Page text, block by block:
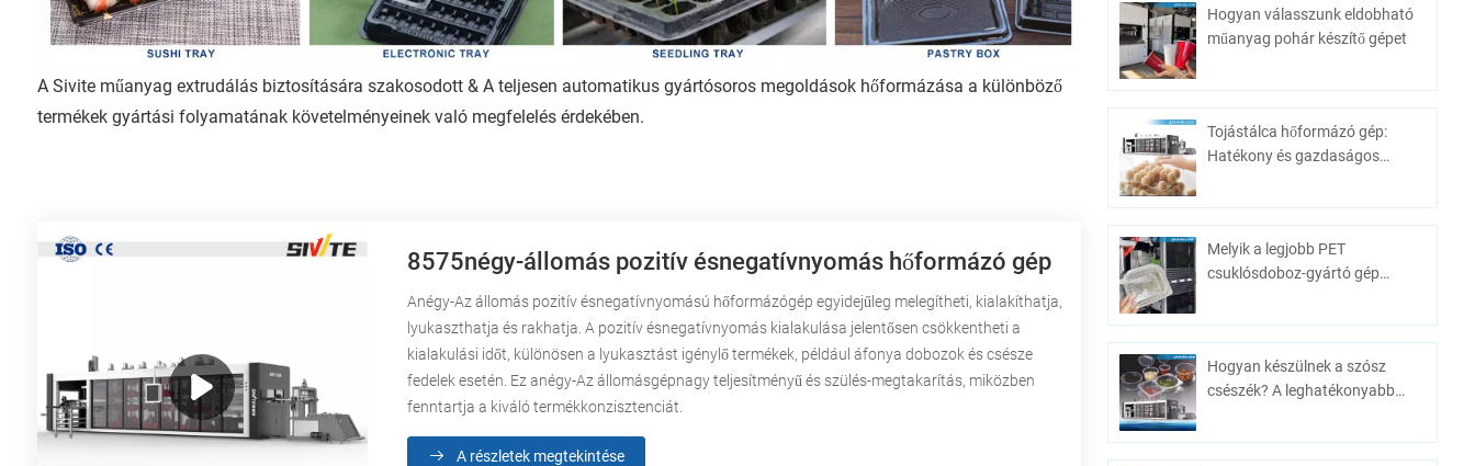
A Sivite műanyag extrudálás biztosítására szakosodott & A teljesen automatikus gyártósoros megoldások hőformázása a különböző
termékek gyártási folyamatának követelményeinek való megfelelés érdekében.
8575négy-állomás pozitív ésnegatívnyomás hőformázó gép
Anégy-Az állomás pozitív ésnegatívnyomású hőformázógép egyidejűleg melegítheti, kialakíthatja,
lyukaszthatja és rakhatja. A pozitív ésnegatívnyomás kialakulása jelentősen csökkentheti a
kialakulási időt, különösen a lyukasztást igénylő termékek, például áfonya dobozok és csésze
fedelek esetén. Ez anégy-Az állomásgépnagy teljesítményű és szülés-megtakarítás, miközben
fenntartja a kiváló termékkonzisztenciát.
A részletek megtekintése
Hogyan válasszunk eldobható
műanyag pohár készítő gépet
Tojástálca hőformázó gép:
Hatékony és gazdaságos
Melyik a legjobb PET
csuklósdoboz-gyártó gép
Hogyan készülnek a szósz
csészék? A leghatékonyabb